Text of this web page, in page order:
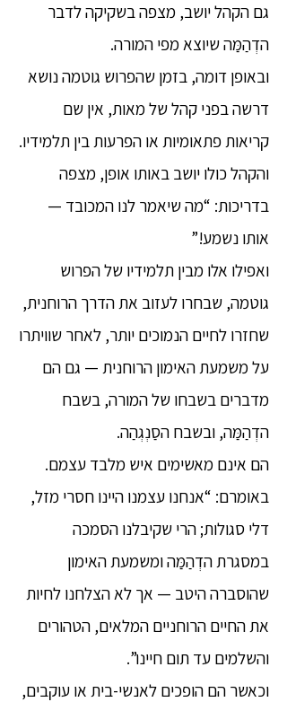
גם הקהל יושב, מצפה בשקיקה לדבר
הדְהַמַּה שיוצא מפי המורה.
ובאופן דומה, בזמן שהפרוש גוטמה נושא
דרשה בפני קהל של מאות, אין שם
קריאות פתאומיות או הפרעות בין תלמידיו.
והקהל כולו יושב באותו אופן, מצפה
בדריכות: “מה שיאמר לנו המכובד —
אותו נשמע!”
ואפילו אלו מבין תלמידיו של הפרוש
גוטמה, שבחרו לעזוב את הדרך הרוחנית,
שחזרו לחיים הנמוכים יותר, לאחר שוויתרו
על משמעת האימון הרוחנית — גם הם
מדברים בשבחו של המורה, בשבח
הדְהַמַּה, ובשבח הסַנְגְהַה.
הם אינם מאשימים איש מלבד עצמם.
באומרם: “אנחנו עצמנו היינו חסרי מזל,
דלי סגולות; הרי שקיבלנו הסמכה
במסגרת הדְהַמַּה ומשמעת האימון
שהוסברה היטב — אך לא הצלחנו לחיות
את החיים הרוחניים המלאים, הטהורים
והשלמים עד תום חיינו”.
וכאשר הם הופכים לאנשי-בית או עוקבים,